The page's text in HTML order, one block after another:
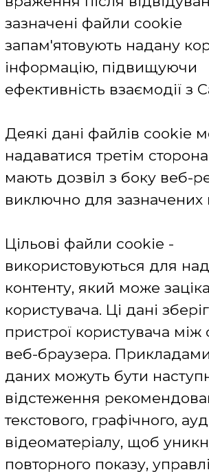
Використання зазначених сервісів
Компанії необхідно для оперативного
аналізу відвідувань Сайту,
внутрішньої і зовнішньої оцінки
відвідуваності Сайту, глибини
переглядів, активності користувачів.
Дані, отримані від зазначених сервісів
Відповідно, якщо користувач в силу
будь-яких причин не бажає, щоб
зазначені сервіси отримували доступ
до його персональних даних,
профіля, очистити файли cookie
Безпека неповнолітніх
Сайт не призначений для
неповнолітніх користувачів. Компанія
дуже серйозно ставиться до питань
безпеки, особливо щодо осіб, які не
досягли повноліття, в зв'язку з чим, зі
свого боку, Компанія звертається до
батьків із закликом пояснити своїм
дітям про проблеми безпеки в
Інтернеті, про їх конкретну мету і
потребу у використання тих чи інших